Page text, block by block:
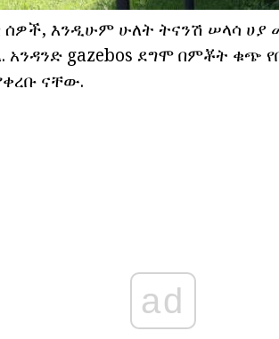
ሰዎች, እንዲሁም ሁለት ትናንሽ ሠላሳ
gazebos ደግሞ በምቾት ቁጭ
ናቸው.
ad